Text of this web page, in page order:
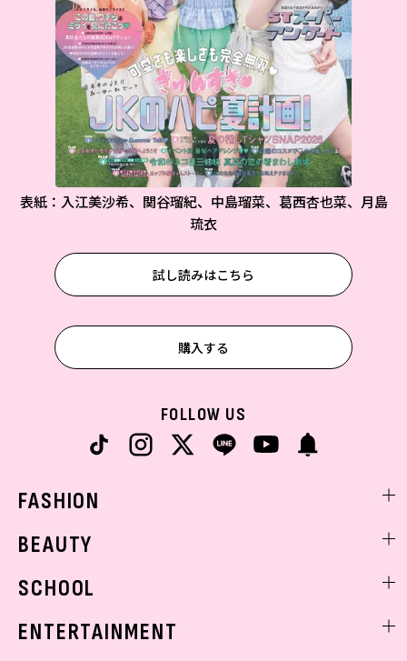
表紙：入江美沙希、関谷瑠紀、中島瑠菜、葛西杏也菜、月島
琉衣
試し読みはこちら
購入する
FOLLOW US
FASHION
着回し
BEAUTY
ベストコスメ
SCHOOL
ENTERTAINMENT